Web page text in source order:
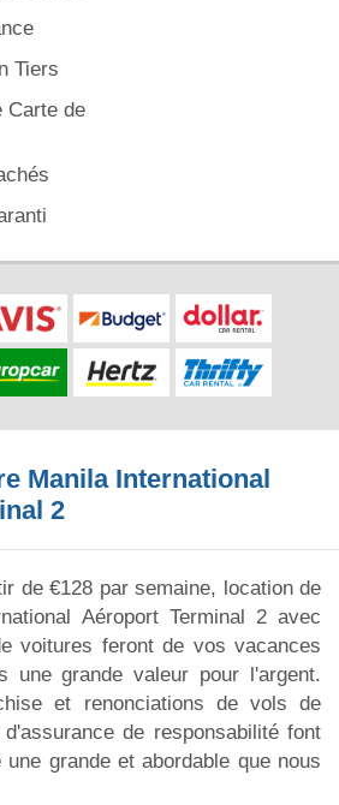
Tiers
Carte de
Manila International
2
de €128 par semaine, location de
Aéroport Terminal 2 avec
voitures feront de vos vacances
une grande valeur pour l'argent.
et renonciations de vols de
de responsabilité font
grande et abordable que nous